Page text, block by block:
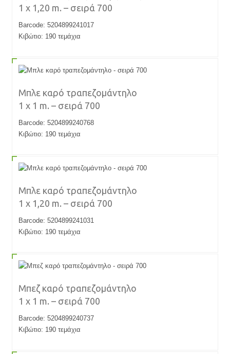
1 x 1,20 m. – σειρά 700
Barcode: 5204899241017
Κιβώτιο: 190 τεμάχια
Μπλε καρό τραπεζομάντηλο
1 x 1 m. – σειρά 700
Barcode: 5204899240768
Κιβώτιο: 190 τεμάχια
Μπλε καρό τραπεζομάντηλο
1 x 1,20 m. – σειρά 700
Barcode: 5204899241031
Κιβώτιο: 190 τεμάχια
Μπεζ καρό τραπεζομάντηλο
1 x 1 m. – σειρά 700
Barcode: 5204899240737
Κιβώτιο: 190 τεμάχια